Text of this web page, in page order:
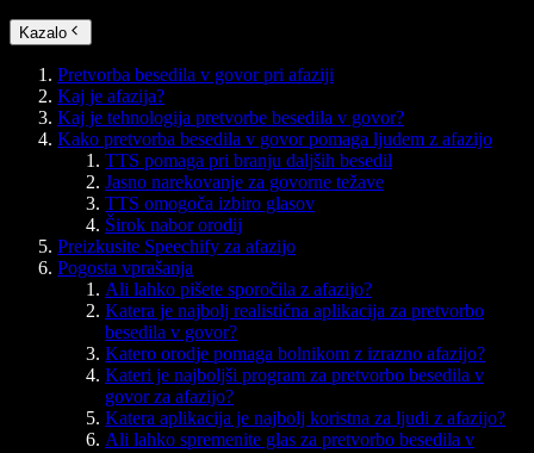
Kazalo
Pretvorba besedila v govor pri afaziji
Kaj je afazija?
Kaj je tehnologija pretvorbe besedila v govor?
Kako pretvorba besedila v govor pomaga ljudem z afazijo
TTS pomaga pri branju daljših besedil
Jasno narekovanje za govorne težave
TTS omogoča izbiro glasov
Širok nabor orodij
Preizkusite Speechify za afazijo
Pogosta vprašanja
Ali lahko pišete sporočila z afazijo?
Katera je najbolj realistična aplikacija za pretvorbo
besedila v govor?
Katero orodje pomaga bolnikom z izrazno afazijo?
Kateri je najboljši program za pretvorbo besedila v
govor za afazijo?
Katera aplikacija je najbolj koristna za ljudi z afazijo?
Ali lahko spremenite glas za pretvorbo besedila v